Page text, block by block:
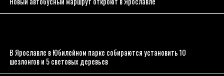
В Ярославле в Юбилейном парке собираются установить 10
шезлонгов и 5 световых деревьев